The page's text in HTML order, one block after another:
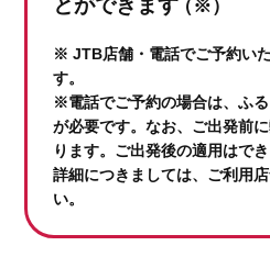
（※）
※ JTB店舗・電話でご予約い
す。
※電話でご予約の場合は、ふ
が必要です。なお、ご出発前
ります。ご出発後の適用はでき
詳細につきましては、ご利用
い。